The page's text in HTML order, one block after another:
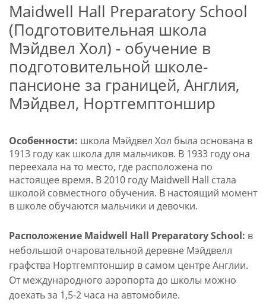
Maidwell Hall Preparatory School
(Подготовительная школа
Мэйдвел Хол) - обучение в
подготовительной школе-
пансионе за границей, Англия,
Мэйдвел, Нортгемптоншир
Особенности: школа Мэйдвел Хол была основана в
1913 году как школа для мальчиков. В 1933 году она
переехала на то место, где расположена по
настоящее время. В 2010 году Maidwell Hall стала
школой совместного обучения. В настоящий момент
в школе обучаются мальчики и девочки.
Расположение Maidwell Hall PreparatorySchool: в
небольшой очаровательной деревне Мэйдвелл
графства Нортгемптоншир в самом центре Англии.
От международного аэропорта до школы можно
доехать за 1,5-2 часа на автомобиле.